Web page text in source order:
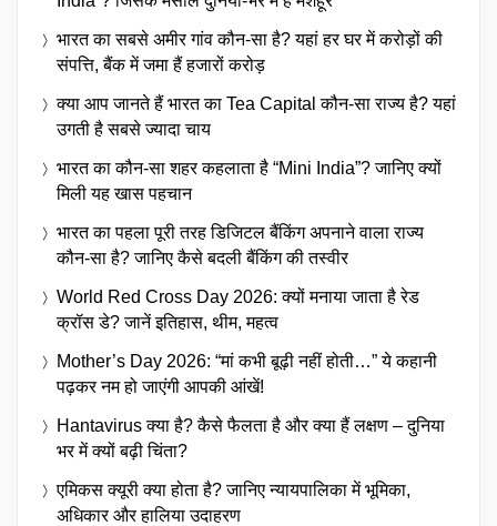
भारत का सबसे अमीर गांव कौन-सा है? यहां हर घर में करोड़ों की
संपत्ति, बैंक में जमा हैं हजारों करोड़
क्या आप जानते हैं भारत का Tea Capital कौन-सा राज्य है? यहां
उगती है सबसे ज्यादा चाय
भारत का कौन-सा शहर कहलाता है “Mini India”? जानिए क्यों
मिली यह खास पहचान
भारत का पहला पूरी तरह डिजिटल बैंकिंग अपनाने वाला राज्य
कौन-सा है? जानिए कैसे बदली बैंकिंग की तस्वीर
World Red Cross Day 2026: क्यों मनाया जाता है रेड
क्रॉस डे? जानें इतिहास, थीम, महत्व
Mother’s Day 2026: “मां कभी बूढ़ी नहीं होती…” ये कहानी
पढ़कर नम हो जाएंगी आपकी आंखें!
Hantavirus क्या है? कैसे फैलता है और क्या हैं लक्षण – दुनिया
भर में क्यों बढ़ी चिंता?
एमिकस क्यूरी क्या होता है? जानिए न्यायपालिका में भूमिका,
अधिकार और हालिया उदाहरण